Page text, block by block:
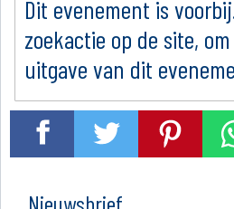
Dit evenement is
zoekactie op de site,
uitgave van dit
Nieuwsbrief